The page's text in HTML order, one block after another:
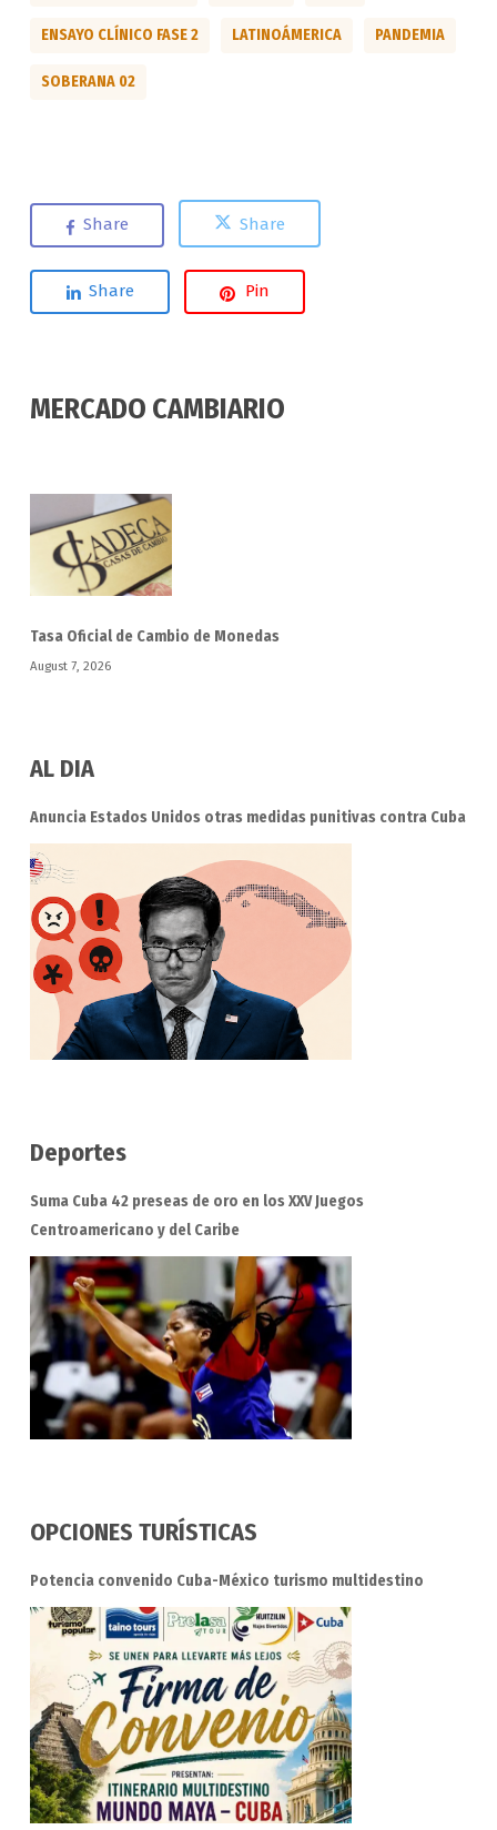
ENSAYO CLÍNICO FASE 2 LATINOÁMERICA PANDEMIA
SOBERANA 02
Share Share
Share Pin
MERCADO CAMBIARIO
Tasa Oficial de Cambio de Monedas
August 7, 2026
AL DIA
Anuncia Estados Unidos otras medidas punitivas contra Cuba
Deportes
Suma Cuba 42 preseas de oro en los XXV Juegos
Centroamericano y del Caribe
OPCIONES TURÍSTICAS
Potencia convenido Cuba-México turismo multidestino